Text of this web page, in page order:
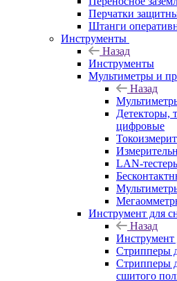
Перчатки
Штанги
Инструменты
Назад
Инструменты
Мультиметры и
Назад
Детекторы,
цифровые
LAN-
Инструмент для
Назад
Инструмент
Стрипперы
Стрипперы
сшитого